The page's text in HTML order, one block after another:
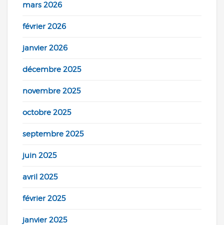
mars 2026
février 2026
janvier 2026
décembre 2025
novembre 2025
octobre 2025
septembre 2025
juin 2025
avril 2025
février 2025
janvier 2025